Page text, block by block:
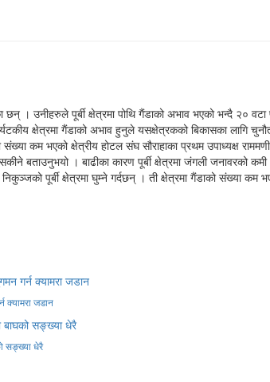
छन् । उनीहरुले पूर्बी क्षेत्रमा पोथि गैंडाको अभाव भएको भन्दै २०
क्षेत्रमा गैंडाको अभाव हुनुले यसक्षेत्रकको बिकासका लागि
संख्या कम भएको क्षेत्रीय होटल संघ सौराहाका प्रथम उपाध्यक्ष
बताउनुभयो । बाढीका कारण पूर्बी क्षेत्रमा जंगली जनावरको
पूर्बी क्षेत्रमा घुम्ने गर्दछन् । ती क्षेत्रमा गैंडाको संख्या कम
क्यामरा जडान
सङ्ख्या धेरै